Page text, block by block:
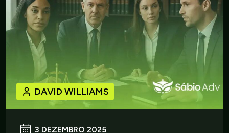
3 DEZEMBRO 2025
DAVID WILLIAMS